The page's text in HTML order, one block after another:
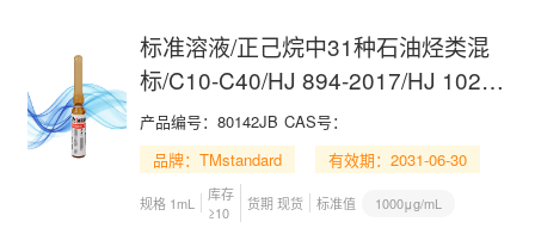
标准溶液/正己烷中31种石油烃类混
标/C10-C40/HJ 894-2017/HJ 1021-
2019/31 N-alkane(C10-C40) Mix in
n-Hexane
产品编号：80142JB CAS号：
品牌：TMstandard
有效期：2031-06-30
规格 1mL
库存
≥10
货期 现货 标准值 1000μg/mL